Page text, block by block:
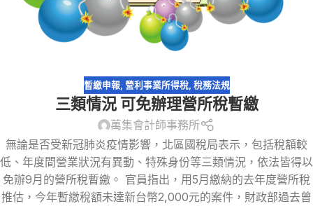
暫繳申報, 營利事業所得稅, 稅務法規
三類情況 可免辦理營所稅暫繳
萬集會計師事務所
無論是否受新冠肺炎疫情影響，北區國稅局表示，包括稅額較
低、年度間營業狀況有異動、特殊身份等三類情況，依法皆得以
免辦9月的營所稅暫繳。 官員指出，用5月繳納的去年度營所稅
推估，今年暫繳稅額未達新台幣2,000元的案件，財政部過去曾